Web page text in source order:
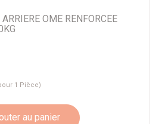
OME RENFORCEE
1 Pièce)
au panier